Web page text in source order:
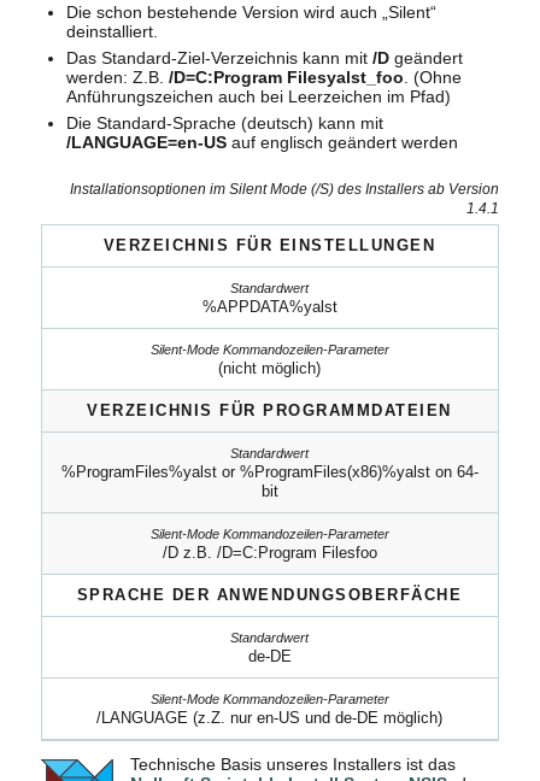
Die schon bestehende Version wird auch „Silent“
deinstalliert.
Das Standard-Ziel-Verzeichnis kann mit /Dgeändert
werden: Z.B. /D=C:Program Filesyalst_foo . (Ohne
Anführungszeichen auch bei Leerzeichen im Pfad)
Die Standard-Sprache (deutsch) kann mit
/LANGUAGE=en-USauf englisch geändert werden
Installationsoptionen im Silent Mode (/S) des Installers ab Version
1.4.1
VERZEICHNIS FÜR EINSTELLUNGEN
%APPDATA%yalst
(nicht möglich)
VERZEICHNIS FÜR PROGRAMMDATEIEN
%ProgramFiles%yalst or %ProgramFiles(x86)%yalst on 64-
bit
/D z.B. /D=C:Program Filesfoo
SPRACHE DER ANWENDUNGSOBERFÄCHE
de-DE
/LANGUAGE (z.Z. nur en-US und de-DE möglich)
Technische Basis unseres Installers ist das